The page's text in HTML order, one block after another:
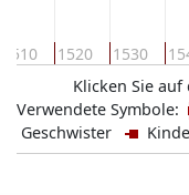
1510 1520 1530
Klicken Sie
Verwendete Symbole:
Geschwister